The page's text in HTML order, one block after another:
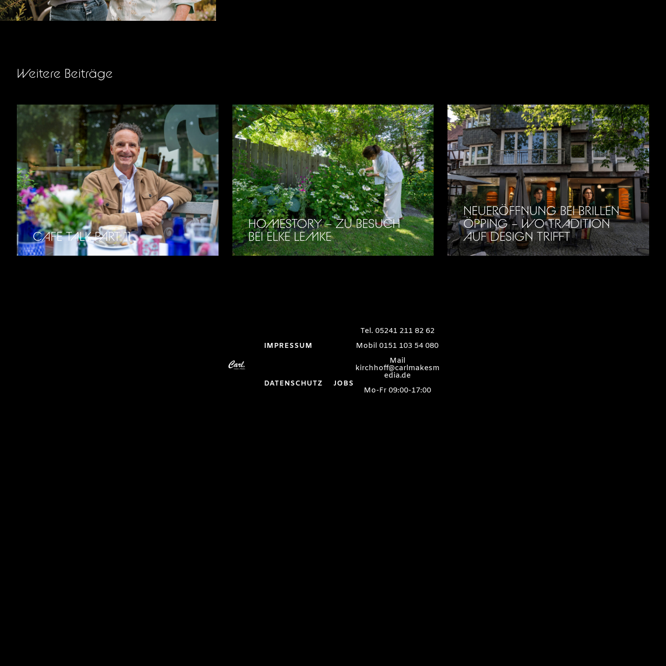
Weitere Beiträge
CAFE TALK PART 11
HOMESTORY – ZU BESUCH
BEI ELKE LEMKE
NEUERÖFFNUNG BEI BRILLEN
ÖPPING – WO TRADITION
AUF DESIGN TRIFFT
IMPRESSUM
DATENSCHUTZ JOBS
Tel. 05241 211 82 62
Mobil 0151 103 54 080
Mail
kirchhoff@carlmakesm
edia.de
Mo-Fr 09:00-17:00